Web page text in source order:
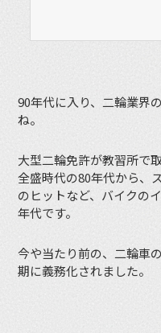
90年代に入り、二輪業界
ね。
大型二輪免許が教習所で
全盛時代の80年代から、
のヒットなど、バイクの
年代です。
今や当たり前の、二輪車
期に義務化されました。